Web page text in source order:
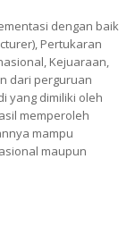
dengan baik
Pertukaran
Kejuaraan,
dari perguruan
yang dimiliki oleh
memperoleh
mampu
maupun